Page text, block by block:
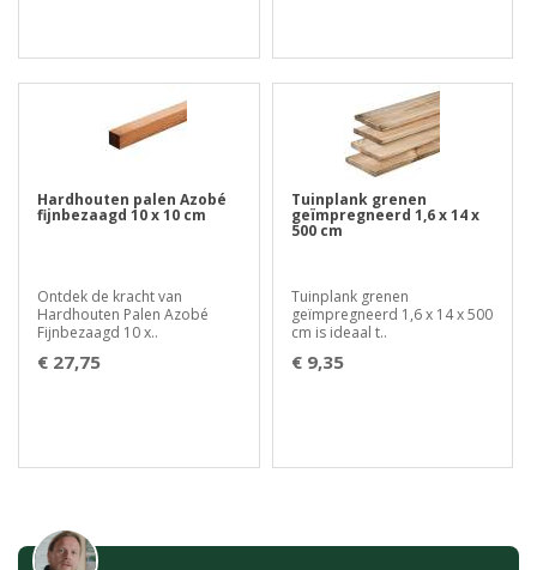
Hardhouten palen Azobé
fijnbezaagd 10 x 10 cm
Ontdek de kracht van
Hardhouten Palen Azobé
Fijnbezaagd 10 x..
€ 27,75
Tuinplank grenen
geïmpregneerd 1,6 x 14 x
500 cm
Tuinplank grenen
geïmpregneerd 1,6 x 14 x 500
cm is ideaal t..
€ 9,35